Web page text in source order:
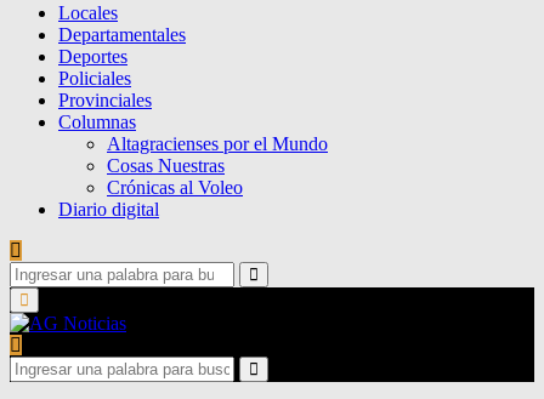
Locales
Departamentales
Deportes
Policiales
Provinciales
Columnas
Altagracienses por el Mundo
Cosas Nuestras
Crónicas al Voleo
Diario digital
Search
for:
Search
Primary
Menu
Search
for:
Search